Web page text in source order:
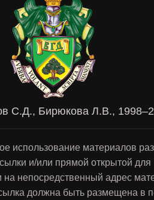
С.Д., Бирюкова Л.В.,
использование материалов
и/или прямой открытой
на непосредственный адрес
должна быть размещена в